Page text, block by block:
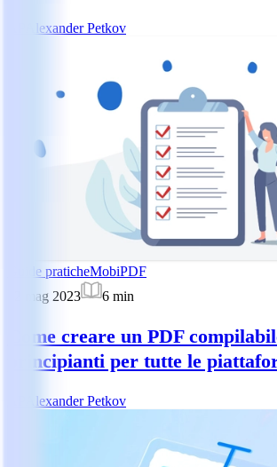
Alexander Petkov
Guide praticheMobiPDF
22 mag 2023
6 min
Come creare un PDF
principianti per tutte le
Alexander Petkov